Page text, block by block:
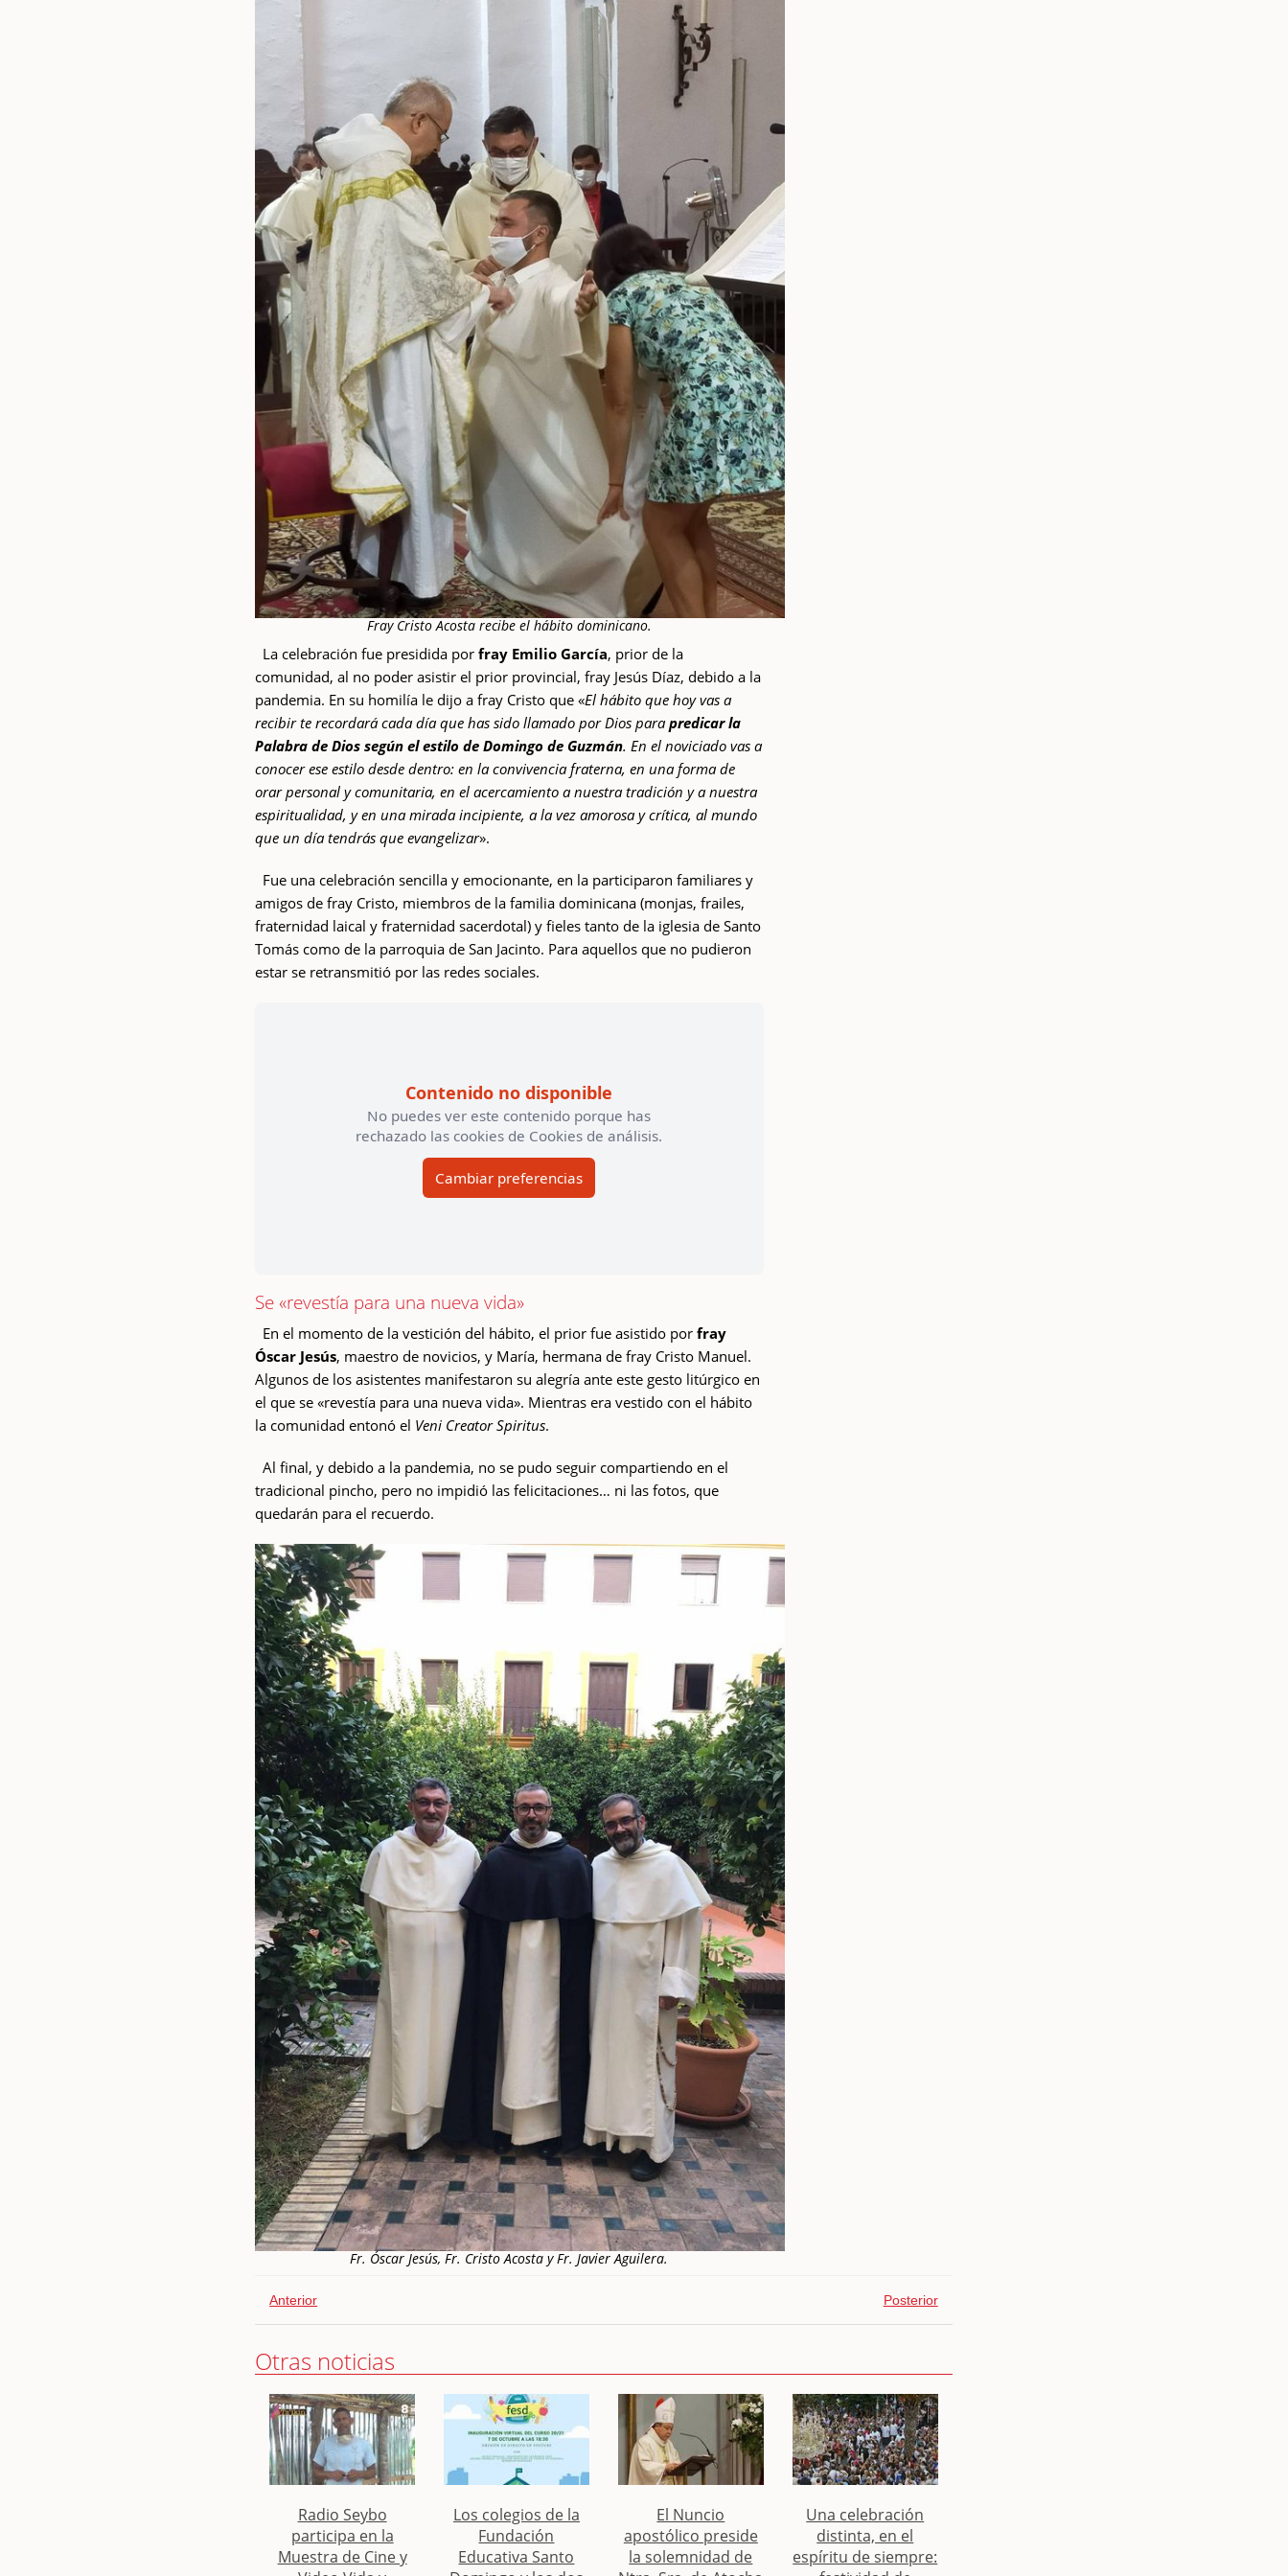
Fray Cristo Acosta recibe el hábito dominicano.
La celebración fue presidida porfray Emilio García, prior de la
comunidad, al no poder asistir el prior provincial, fray Jesús Díaz, debido a la
pandemia. En su homilía le dijo a fray Cristo que «El hábito que hoy vas a
recibir te recordará cada día que has sido llamado por Dios parapredicar la
Palabra de Dios según el estilo de Domingo de Guzmán. En el noviciado vas a
conocer ese estilo desde dentro: en la convivencia fraterna, en una forma de
orar personal y comunitaria, en el acercamiento a nuestra tradición y a nuestra
espiritualidad, y en una mirada incipiente, a la vez amorosa y crítica, al mundo
que un día tendrás que evangelizar».
Fue una celebración sencilla y emocionante, en la participaron familiares y
amigos de fray Cristo, miembros de la familia dominicana (monjas, frailes,
fraternidad laical y fraternidad sacerdotal) y fieles tanto de la iglesia de Santo
Tomás como de la parroquia de San Jacinto. Para aquellos que no pudieron
estar se retransmitió por las redes sociales.
Contenido no disponible
No puedes ver este contenido porque has
rechazado las cookies de Cookies de análisis.
Cambiar preferencias
Se «revestía para una nueva vida»
En el momento de la vestición del hábito, el prior fue asistido porfray
Óscar Jesús, maestro de novicios, y María, hermana de fray Cristo Manuel.
Algunos de los asistentes manifestaron su alegría ante este gesto litúrgico en
el que se «revestía para una nueva vida». Mientras era vestido con el hábito
la comunidad entonó el Veni Creator Spiritus.
Al final, y debido a la pandemia, no se pudo seguir compartiendo en el
tradicional pincho, pero no impidió las felicitaciones… ni las fotos, que
quedarán para el recuerdo.
Fr. Óscar Jesús, Fr. Cristo Acosta y Fr. Javier Aguilera.
Anterior Posterior
Otras noticias
Radio Seybo
participa en la
Muestra de Cine y
Los colegios de la
Fundación
Educativa Santo
El Nuncio
apostólico preside
la solemnidad de
Una celebración
distinta, en el
espíritu de siempre: